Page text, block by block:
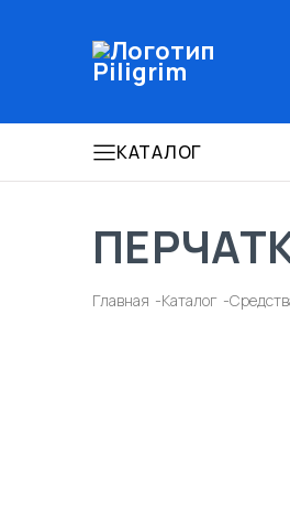
КАТАЛОГ
Главная Каталог